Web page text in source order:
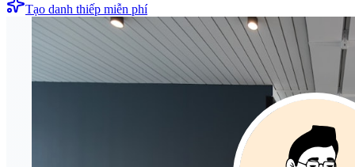
Tạo danh thiếp miễn phí